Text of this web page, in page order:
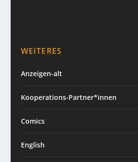
WEITERES
Anzeigen-alt
Kooperations-Partner*innen
Comics
English